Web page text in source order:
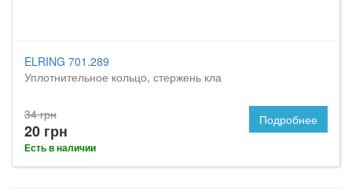
ELRING 701.289
Уплотнительное кольцо, стержень кла
34 грн
20 грн
Есть в наличии
Подробнее